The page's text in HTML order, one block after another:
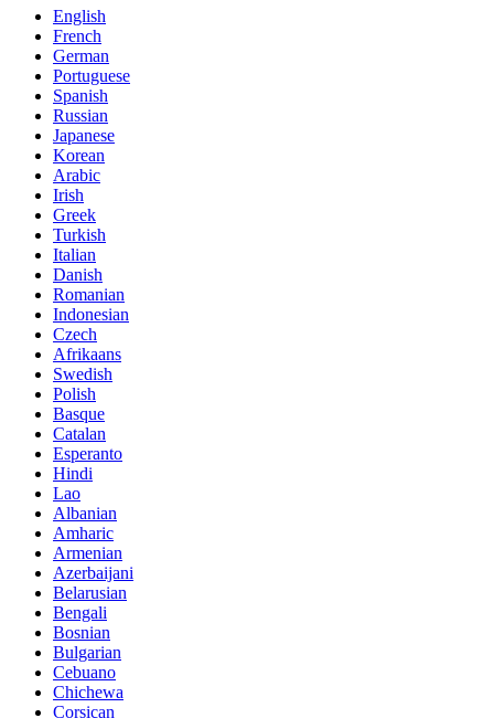
English
French
German
Portuguese
Spanish
Russian
Japanese
Korean
Arabic
Irish
Greek
Turkish
Italian
Danish
Romanian
Indonesian
Czech
Afrikaans
Swedish
Polish
Basque
Catalan
Esperanto
Hindi
Lao
Albanian
Amharic
Armenian
Azerbaijani
Belarusian
Bengali
Bosnian
Bulgarian
Cebuano
Chichewa
Corsican